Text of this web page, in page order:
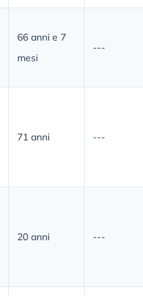
66 anni e 7
mesi
---
71 anni ---
20 anni ---